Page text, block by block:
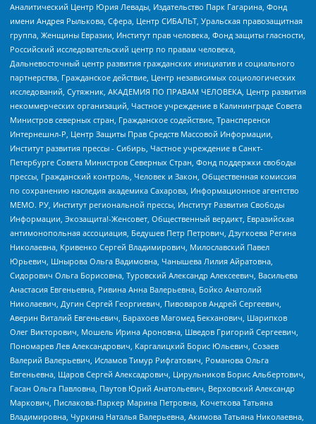
Аналитический Центр Юрия Левады, Издательство Парк Гагарина, Фонд
имени Андрея Рылькова, Сфера, Центр СИБАЛЬТ, Уральская правозащитная
группа, Женщины Евразии, Институт прав человека, Фонд защиты гласности,
Российский исследовательский центр по правам человека,
Дальневосточный центр развития гражданских инициатив и социального
партнерства, Гражданское действие, Центр независимых социологических
исследований, Сутяжник, АКАДЕМИЯ ПО ПРАВАМ ЧЕЛОВЕКА, Центр развития
некоммерческих организаций, Частное учреждение в Калининграде Совета
Министров северных стран, Гражданское содействие, Трансперенси
Интернешнл-Р, Центр Защиты Прав Средств Массовой Информации,
Институт развития прессы - Сибирь, Частное учреждение в Санкт-
Петербурге Совета Министров Северных Стран, Фонд поддержки свободы
прессы, Гражданский контроль, Человек и Закон, Общественная комиссия
по сохранению наследия академика Сахарова, Информационное агентство
МЕМО. РУ, Институт региональной прессы, Институт Развития Свободы
Информации, Экозащита!-Женсовет, Общественный вердикт, Евразийская
антимонопольная ассоциация, Бедушев Петр Петрович, Дзугкоева Регина
Николаевна, Кривенко Сергей Владимирович, Милославский Павел
Юрьевич, Шнырова Ольга Вадимовна, Чанышева Лилия Айратовна,
Сидорович Ольга Борисовна, Туровский Александр Алексеевич, Васильева
Анастасия Евгеньевна, Ривина Анна Валерьевна, Бойко Анатолий
Николаевич, Дугин Сергей Георгиевич, Пивоваров Андрей Сергеевич,
Аверин Виталий Евгеньевич, Барахоев Магомед Бекханович, Шарипков
Олег Викторович, Мошель Ирина Ароновна, Шведов Григорий Сергеевич,
Пономарев Лев Александрович, Каргалицкий Борис Юльевич, Созаев
Валерий Валерьевич, Исламов Тимур Рифгатович, Романова Ольга
Евгеньевна, Щаров Сергей Алексадрович, Цирульников Борис Альбертович,
Гасан Ольга Павловна, Паутов Юрий Анатольевич, Верховский Александр
Маркович, Пислакова-Паркер Марина Петровна, Кочеткова Татьяна
Владимировна, Чуркина Наталья Валерьевна, Акимова Татьяна Николаевна,